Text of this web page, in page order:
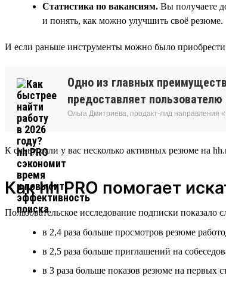
Статистика по вакансиям. Вы получаете
и понять, как можно улучшить своё резюме.
И если раньше инструменты можно было приобрести
Одно из главных
предоставляет
Ольга Дмитриева, продакт-лид направления
К слову, если у вас несколько активных резюме на
Как hh PRO помогает
Пользовательское исследование подписки показало
в 2,4 раза больше просмотров резюме
в 2,5 раза больше приглашений на
в 3 раза больше показов резюме на первых